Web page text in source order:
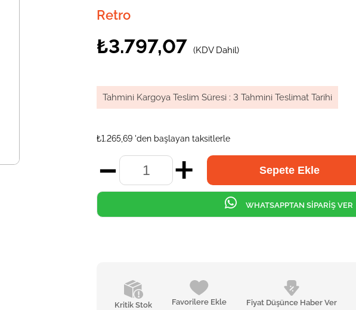
Retro
₺3.797,07 (KDV Dahil)
Tahmini Kargoya Teslim Süresi : 3 Tahmini Teslimat Tarihi
₺1.265,69 'den başlayan taksitlerle
Kritik Stok Favorilere Ekle Fiyat Düşünce Haber Ver
WHATSAPPTAN SİPARİŞ VER